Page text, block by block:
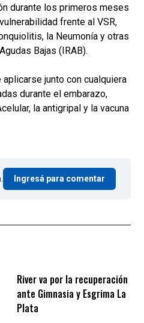
durante los primeros meses
frente al VSR,
la Neumonía y otras
Bajas (IRAB).
junto con cualquiera
durante el embarazo,
la antigripal y la vacuna
Ingresá para comentar
River va por la recuperación
ante Gimnasia y Esgrima La
Plata